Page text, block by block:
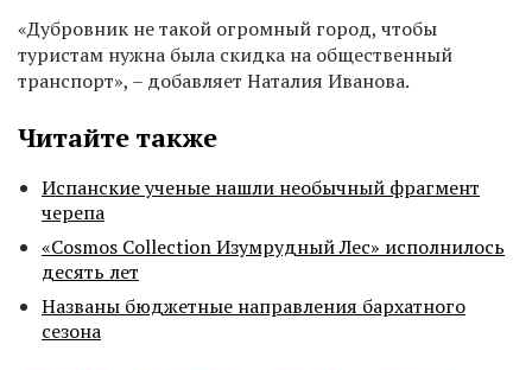
«Дубровник не такой огромный город, чтобы
туристам нужна была скидка на общественный
транспорт», – добавляет Наталия Иванова.
Читайте также
Испанские ученые нашли необычный фрагмент
черепа
«Cosmos Collection Изумрудный Лес» исполнилось
десять лет
Названы бюджетные направления бархатного
сезона